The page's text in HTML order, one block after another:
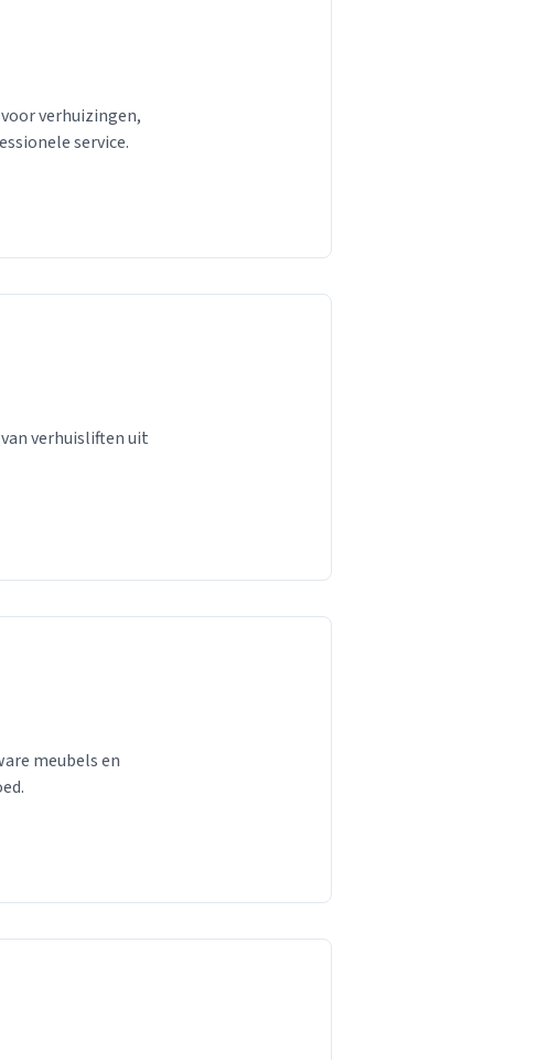
verhuizingen,
service.
verhuisliften uit
meubels en